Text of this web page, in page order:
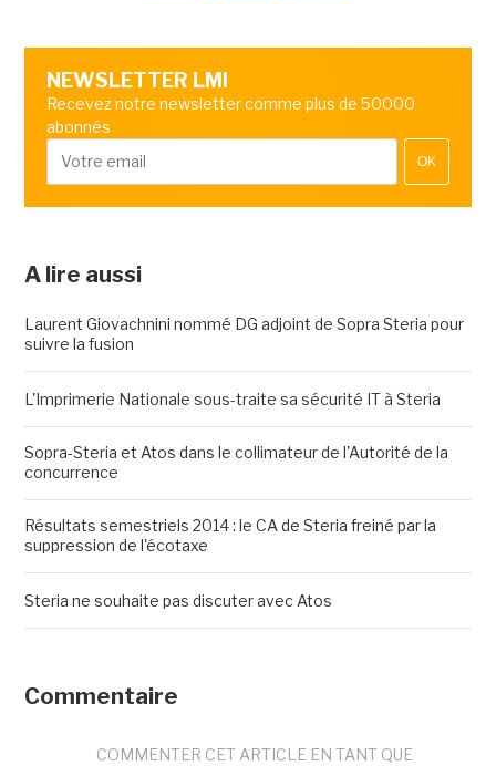
NEWSLETTER LMI
Recevez notre newsletter comme plus de 50000
abonnés
OK
A lire aussi
Laurent Giovachnini nommé DG adjoint de Sopra Steria pour
suivre la fusion
L'Imprimerie Nationale sous-traite sa sécurité IT à Steria
Sopra-Steria et Atos dans le collimateur de l'Autorité de la
concurrence
Résultats semestriels 2014 : le CA de Steria freiné par la
suppression de l'écotaxe
Steria ne souhaite pas discuter avec Atos
Commentaire
COMMENTER CET ARTICLE EN TANT QUE